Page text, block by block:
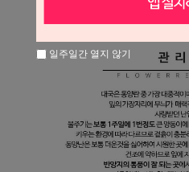
일주일간 열지 않기